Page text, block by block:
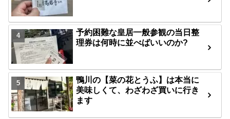
予約困難な皇居一般参観の当日整
理券は何時に並べばいいのか?
鴨川の【菜の花とうふ】は本当に
美味しくて、わざわざ買いに行き
ます